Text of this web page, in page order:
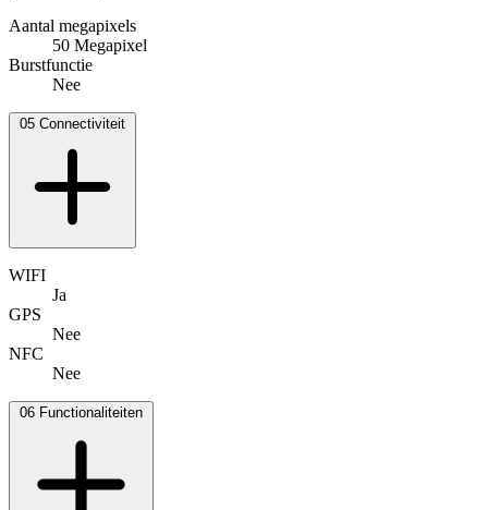
Aantal megapixels
50 Megapixel
Burstfunctie
Nee
05 Connectiviteit
WIFI
Ja
GPS
Nee
NFC
Nee
06 Functionaliteiten